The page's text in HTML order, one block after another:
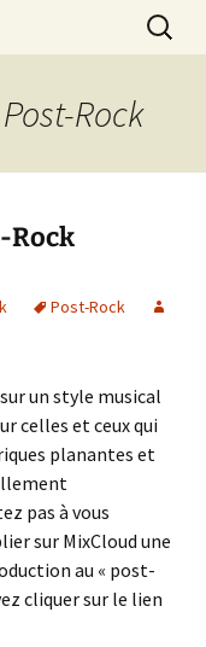
du rock ·
Rock
Rock
Post-Rock
un style musical
celles et ceux qui
planantes et
pas à vous
sur MixCloud une
au « post-
cliquer sur le lien